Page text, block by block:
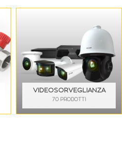
VIDEOSORVEGLIANZA
70 PRODOTTI